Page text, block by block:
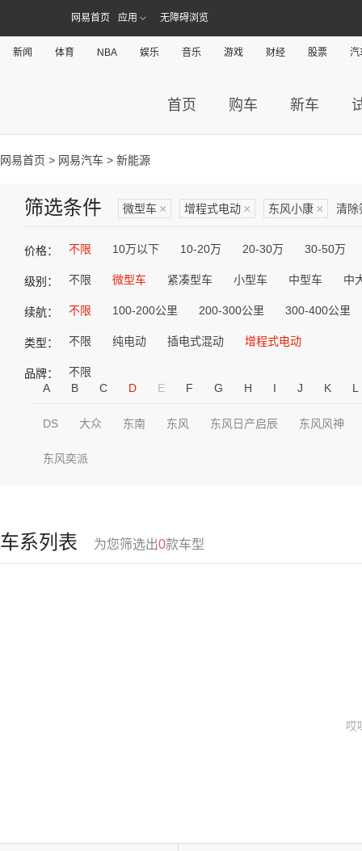
网易首页 应用 无障碍浏览
新闻 体育 NBA 娱乐 音乐 游戏 财经 股票 汽
首页 购车 新车
网易首页 > 网易汽车 > 新能源
筛选条件 微型车 × 增程式电动 × 东风小康 × 清除
价格： 不限 10万以下 10-20万 20-30万 30-50万
级别： 不限 微型车 紧凑型车 小型车 中型车 中
续航： 不限 100-200公里 200-300公里 300-400公里
类型： 不限 纯电动 插电式混动 增程式电动
品牌：
不限
A
B C D E F G H I J K L
DS 大众 东南 东风 东风日产启辰 东风风神
东风奕派
车系列表 为您筛选出0款车型
哎